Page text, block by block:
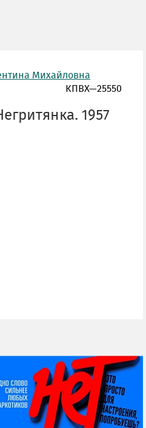
Михайловна
КПВХ—25550
1957
НИ ДНЯ БЕЗ ДАТЫ...
06 августа
Яков Яковлевич
Вебер